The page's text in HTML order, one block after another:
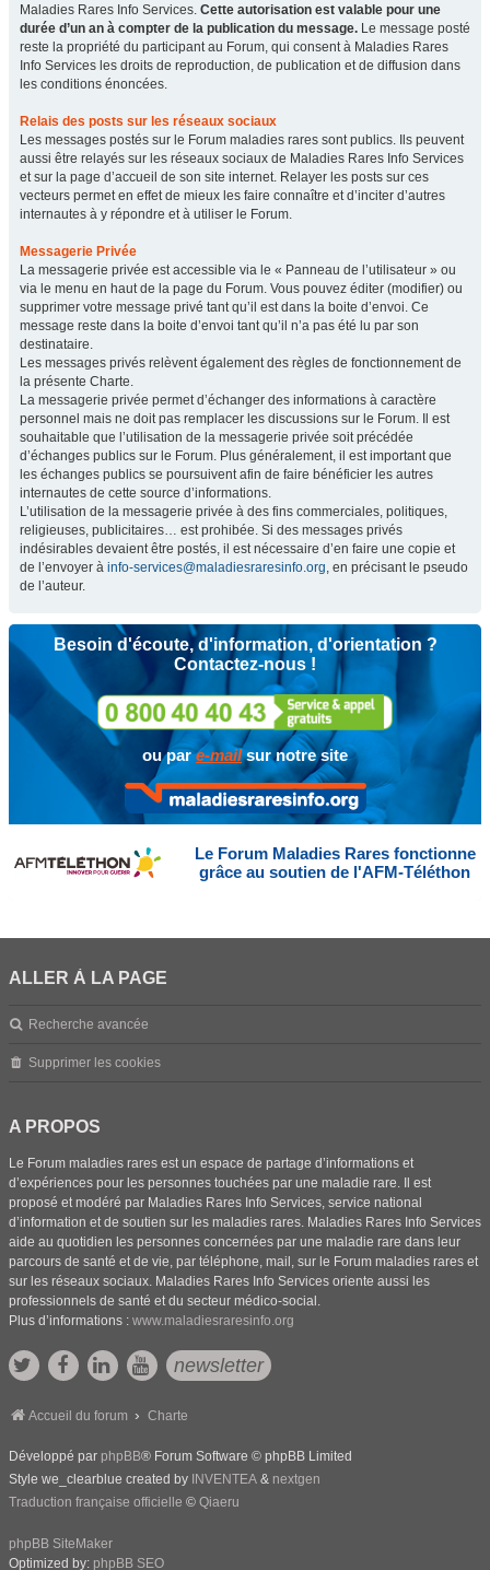
Maladies Rares Info Services. Cette autorisation est valable pour une
durée d’un an à compter de la publication du message. Le message posté
reste la propriété du participant au Forum, qui consent à Maladies Rares
Info Services les droits de reproduction, de publication et de diffusion dans
les conditions énoncées.
Relais des posts sur les réseaux sociaux
Les messages postés sur le Forum maladies rares sont publics. Ils peuvent
aussi être relayés sur les réseaux sociaux de Maladies Rares Info Services
et sur la page d’accueil de son site internet. Relayer les posts sur ces
vecteurs permet en effet de mieux les faire connaître et d’inciter d’autres
internautes à y répondre et à utiliser le Forum.
Messagerie Privée
La messagerie privée est accessible via le « Panneau de l’utilisateur » ou
via le menu en haut de la page du Forum. Vous pouvez éditer (modifier) ou
supprimer votre message privé tant qu’il est dans la boite d’envoi. Ce
message reste dans la boite d’envoi tant qu’il n’a pas été lu par son
destinataire.
Les messages privés relèvent également des règles de fonctionnement de
la présente Charte.
La messagerie privée permet d’échanger des informations à caractère
personnel mais ne doit pas remplacer les discussions sur le Forum. Il est
souhaitable que l’utilisation de la messagerie privée soit précédée
d’échanges publics sur le Forum. Plus généralement, il est important que
les échanges publics se poursuivent afin de faire bénéficier les autres
internautes de cette source d’informations.
L’utilisation de la messagerie privée à des fins commerciales, politiques,
religieuses, publicitaires… est prohibée. Si des messages privés
indésirables devaient être postés, il est nécessaire d’en faire une copie et
de l’envoyer à info-services@maladiesraresinfo.org, en précisant le pseudo
de l’auteur.
Besoin d'écoute, d'information, d'orientation ?
Contactez-nous !
ou pare-mailsur notre site
Le Forum Maladies Rares fonctionne
grâce au soutien de l'AFM-Téléthon
ALLER À LA PAGE
Recherche avancée
Supprimer les cookies
A PROPOS
Le Forum maladies rares est un espace de partage d’informations et
d’expériences pour les personnes touchées par une maladie rare. Il est
proposé et modéré par Maladies Rares Info Services, service national
d’information et de soutien sur les maladies rares. Maladies Rares Info Services
aide au quotidien les personnes concernées par une maladie rare dans leur
parcours de santé et de vie, par téléphone, mail, sur le Forum maladies rares et
sur les réseaux sociaux. Maladies Rares Info Services oriente aussi les
professionnels de santé et du secteur médico-social.
Plus d’informations : www.maladiesraresinfo.org
newsletter
Accueil du forum Charte
Développé par phpBB® Forum Software © phpBB Limited
Style we_clearblue created by INVENTEA & nextgen
Traduction française officielle © Qiaeru
phpBB SiteMaker
Optimized by: phpBB SEO